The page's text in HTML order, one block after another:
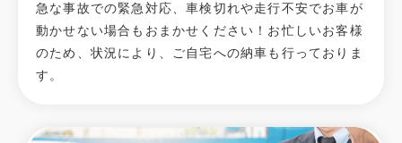
急な事故での緊急対応、車検切れや走行不安でお車が
動かせない場合もおまかせください！お忙しいお客様
のため、状況により、ご自宅への納⾞も⾏っておりま
す。